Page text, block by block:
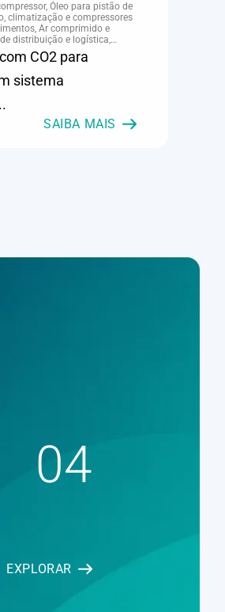
Óleo para pistão de
climatização e compressores
Ar comprimido e
distribuição e logística,
Data center,
e latas, Energia (geração),
Frigoríficos e abate,
Metalmecânica, Metalurgia
e manutenção industrial,
Papel e celulose,
Plásticos e borracha,
Refrigeração industrial,
CO2 para
sistema
SAIBA MAIS
04
EXPLORAR